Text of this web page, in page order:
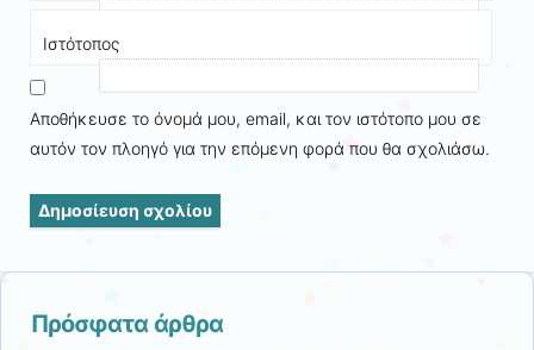
Ιστότοπος
Αποθήκευσε το όνομά μου, email, και τον ιστότοπο μου σε
αυτόν τον πλοηγό για την επόμενη φορά που θα σχολιάσω.
Πρόσφατα άρθρα